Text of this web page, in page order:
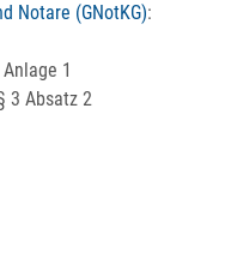
Notare (GNotKG):
1
3 Absatz 2